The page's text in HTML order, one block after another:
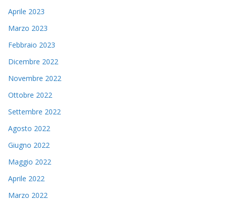
Aprile 2023
Marzo 2023
Febbraio 2023
Dicembre 2022
Novembre 2022
Ottobre 2022
Settembre 2022
Agosto 2022
Giugno 2022
Maggio 2022
Aprile 2022
Marzo 2022